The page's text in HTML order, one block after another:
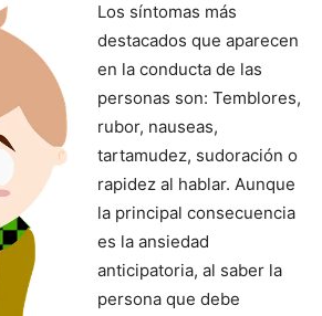
Los síntomas más
destacados que aparecen
en la conducta de las
personas son: Temblores,
rubor, nauseas,
tartamudez, sudoración o
rapidez al hablar. Aunque
la principal consecuencia
es la ansiedad
anticipatoria, al saber la
persona que debe